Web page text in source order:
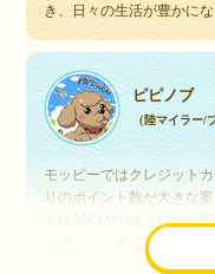
き、日々の生活が豊かにな
ピピノブ
（陸マイラー/
モッピーではクレジット
りのポイント数が大きな
交換しています。このよ
行や海外旅行を実現して